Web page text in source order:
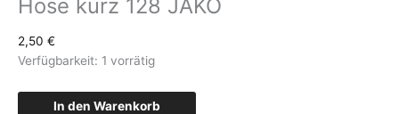
Hose kurz 128 JAKO
2,50 €
Verfügbarkeit: 1 vorrätig
In den Warenkorb